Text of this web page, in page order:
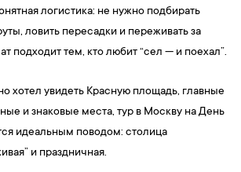
логистика: не нужно подбирать
ловить пересадки и переживать за
подходит тем, кто любит “сел — и поехал”.
хотел увидеть Красную площадь, главные
и знаковые места, тур в Москву на День
идеальным поводом: столица
и праздничная.